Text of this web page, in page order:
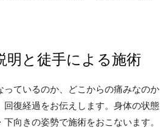
明と徒手による施術
ているのか、どこからの痛みなのか
回復経過をお伝えします。身体の状態
向きの姿勢で施術をおこないます。